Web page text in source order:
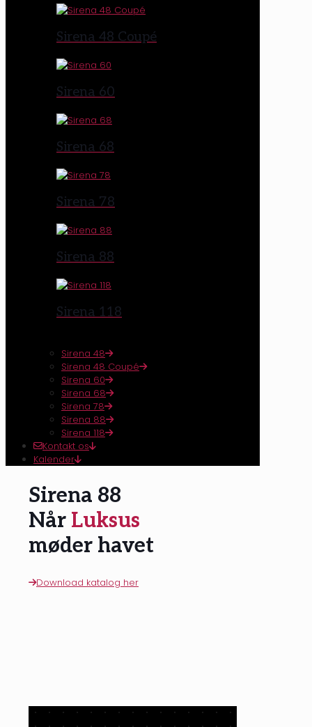
Sirena 48 Coupé
Sirena 60
Sirena 68
Sirena 78
Sirena 88
Sirena 118
Sirena 48
Sirena 48 Coupé
Sirena 60
Sirena 68
Sirena 78
Sirena 88
Sirena 118
Kontakt os
Kalender
Sirena 88
Når Luksus
møder havet
Download katalog her